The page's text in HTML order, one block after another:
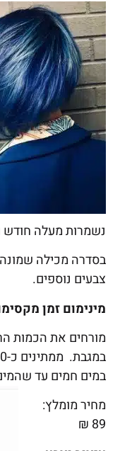
נשמרות מעלה חודש
בסדרה מכילה שמונה
צבעים נוספים.
מינימום זמן
מורחים את הכמות
במים חמים עד
מחיר מומלץ:
89 ₪